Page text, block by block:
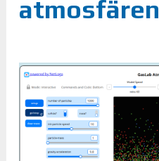
atmosfären